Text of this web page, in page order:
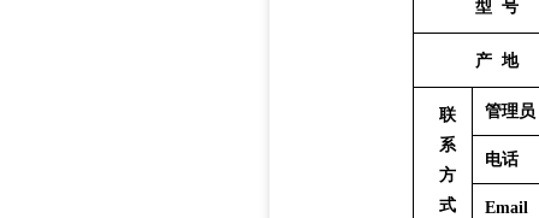
型 号
产 地
联
系
方
式
管理员
电话
Email